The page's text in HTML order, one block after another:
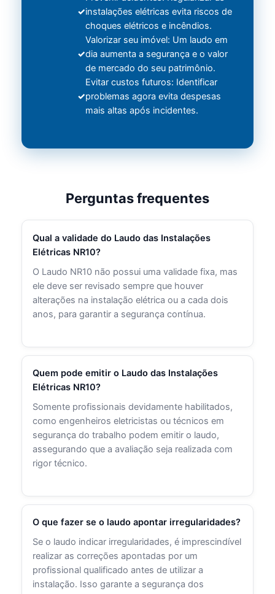
instalações elétricas evita riscos de
choques elétricos e incêndios.
Valorizar seu imóvel: Um laudo em
dia aumenta a segurança e o valor
de mercado do seu patrimônio.
Evitar custos futuros: Identificar
problemas agora evita despesas
mais altas após incidentes.
Perguntas frequentes
Qual a validade do Laudo das Instalações
Elétricas NR10?
O Laudo NR10 não possui uma validade fixa, mas
ele deve ser revisado sempre que houver
alterações na instalação elétrica ou a cada dois
anos, para garantir a segurança contínua.
Quem pode emitir o Laudo das Instalações
Elétricas NR10?
Somente profissionais devidamente habilitados,
como engenheiros eletricistas ou técnicos em
segurança do trabalho podem emitir o laudo,
assegurando que a avaliação seja realizada com
rigor técnico.
O que fazer se o laudo apontar irregularidades?
Se o laudo indicar irregularidades, é imprescindível
realizar as correções apontadas por um
profissional qualificado antes de utilizar a
instalação. Isso garante a segurança dos